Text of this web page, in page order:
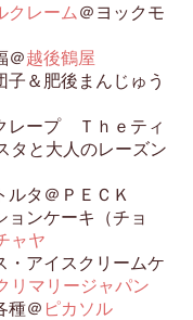
クレーム ＠ヨックモ
＠越後鶴屋
子＆肥後まんじゅう
レープ Ｔｈｅティ
と大人のレーズン
ルタ＠ＰＥＣＫ
ョンケーキ（チョ
ャヤ
・アイスクリームケ
リマリージャパン
種＠ ピカソル